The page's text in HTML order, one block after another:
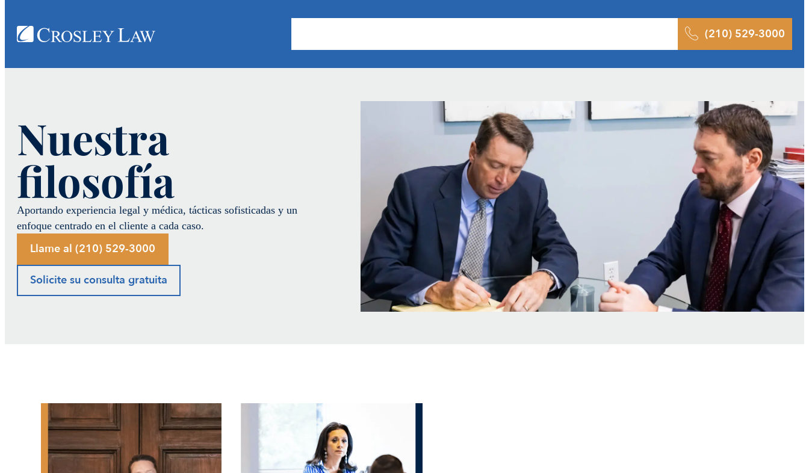
(210) 529-3000
Nuestra
filosofía
Aportando experiencia legal y médica, tácticas sofisticadas y un
enfoque centrado en el cliente a cada caso.
Llame al (210) 529-3000
Solicite su consulta gratuita